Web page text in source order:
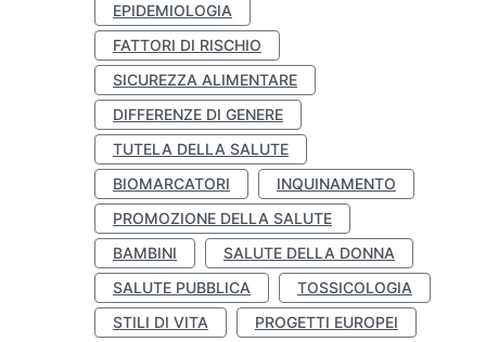
EPIDEMIOLOGIA
FATTORI DI RISCHIO
SICUREZZA ALIMENTARE
DIFFERENZE DI GENERE
TUTELA DELLA SALUTE
BIOMARCATORI
INQUINAMENTO
PROMOZIONE DELLA SALUTE
BAMBINI
SALUTE DELLA DONNA
SALUTE PUBBLICA
TOSSICOLOGIA
STILI DI VITA
PROGETTI EUROPEI